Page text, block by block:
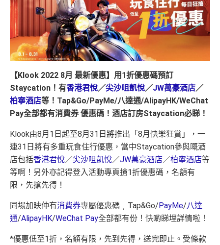
【 Klook 2022 8月 最新優惠】用1折優惠碼預訂
Staycation！有香港君悅／尖沙咀凱悅／JW萬豪酒店／
柏寧酒店等！Tap&Go/PayMe/八達通/AlipayHK/WeChat
Pay全部都有消費券 優惠碼！酒店訂房Staycation必睇！
Klook由8月1日起至8月31日將推出「8月快樂狂賞」，一
連31日將有多重玩食住行優惠，當中Staycation參與嘅酒
店包括香港君悅／尖沙咀凱悅／JW萬豪酒店／柏寧酒店等
等啊！另外亦記得登入活動專頁搶1折優惠碼，名額有
限，先搶先得！
同場加映仲有消費券專屬優惠碼﹐ Tap&Go/ PayMe/八達
通/AlipayHK/WeChat Pay全部都有份！快啲睇埋詳情啦！
*優惠低至1折，名額有限，先到先得，送完即止。受條款